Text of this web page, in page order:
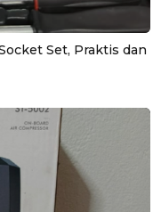
Set, Praktis dan